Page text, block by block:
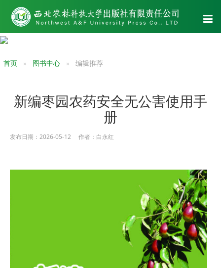
首页 图书中心 编辑推荐
新编枣园农药安全无公害使用手
册
发布日期：2026-05-12 作者：白永红